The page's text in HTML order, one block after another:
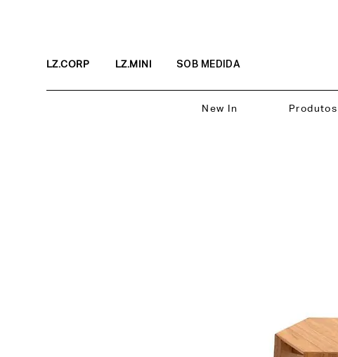
LZ.CORP LZ.MINI SOB MEDIDA
New In Produtos